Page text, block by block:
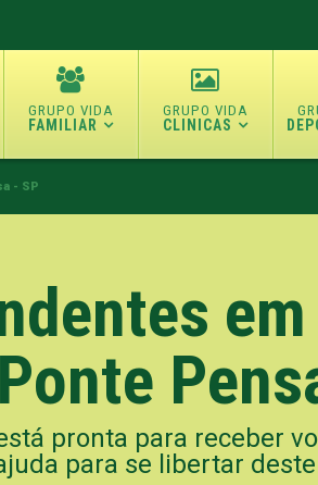
FAMILIAR CLINICAS
- SP
pronta para receber
para se libertar